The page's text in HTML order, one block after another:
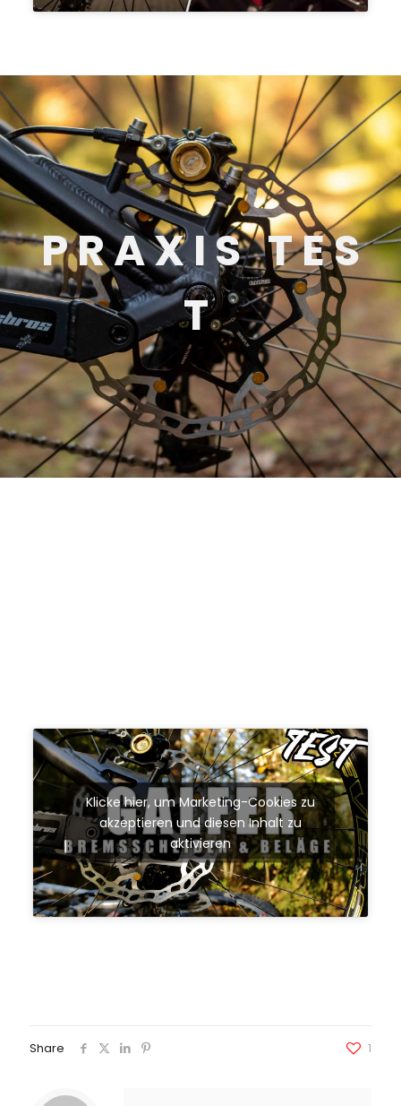
P R A X I S T E S
T
Klicke hier, um Marketing-Cookies zu
akzeptieren und diesen Inhalt zu
aktivieren
Share 1